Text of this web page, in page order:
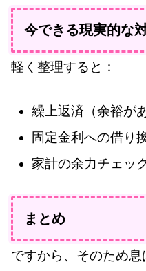
今できる現実的な
軽く整理すると：
繰上返済（余裕が
固定金利への借り
家計の余力チェッ
まとめ
ですから、そのため